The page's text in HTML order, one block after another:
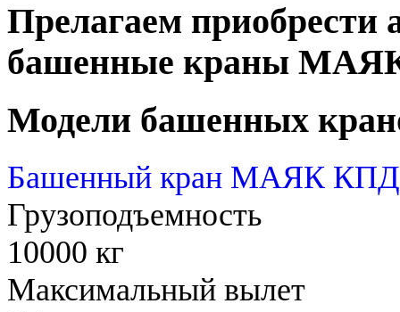
Прелагаем приобрести
башенные краны
Модели башенных
Башенный кран МАЯК КПД
Грузоподъемность
10000 кг
Максимальный вылет